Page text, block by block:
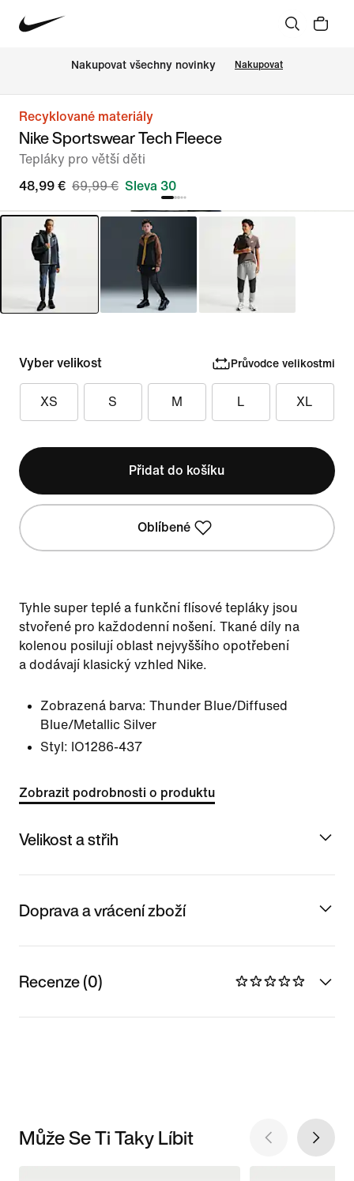
Nakupovat všechny novinky Nakupovat
Recyklované materiály
Nike Sportswear Tech Fleece
Tepláky pro větší děti
48,99 € 69,99 € Sleva 30
Vyber velikost Průvodce velikostmi
XS S M L XL
Přidat do košíku
Oblíbené
Tyhle super teplé a funkční flísové tepláky jsou
stvořené pro každodenní nošení. Tkané díly na
kolenou posilují oblast nejvyššího opotřebení
a dodávají klasický vzhled Nike.
Zobrazená barva: Thunder Blue/Diffused
Blue/Metallic Silver
Styl: IO1286-437
Zobrazit podrobnosti o produktu
Velikost a střih
Doprava a vrácení zboží
Recenze (0)
Může Se Ti Taky Líbit